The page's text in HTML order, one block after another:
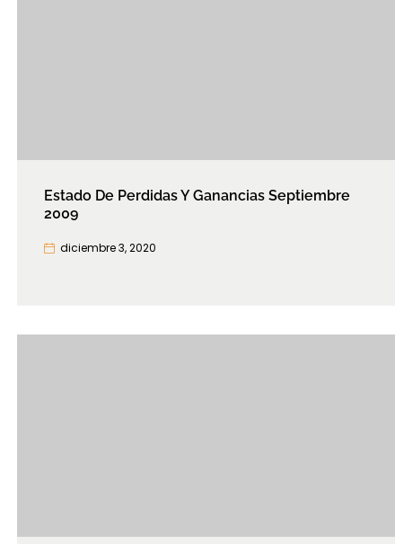
Estado De Perdidas Y Ganancias Septiembre
2009
diciembre 3, 2020